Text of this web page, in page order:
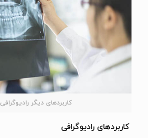
کاربردهای دیگر رادیوگرافی
کاربردهای رادیوگرافی